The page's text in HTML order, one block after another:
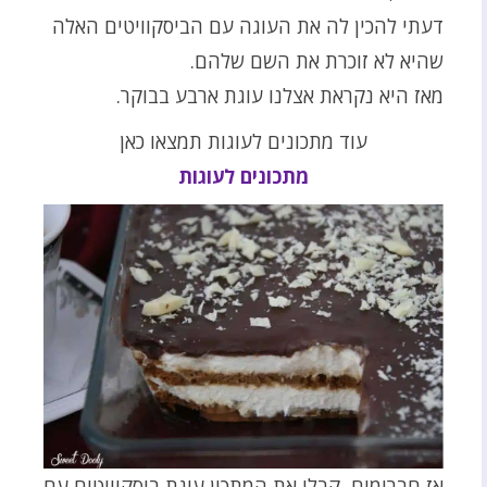
דעתי להכין לה את העוגה עם הביסקוויטים האלה
שהיא לא זוכרת את השם שלהם.
מאז היא נקראת אצלנו עוגת ארבע בבוקר.
עוד מתכונים לעוגות תמצאו כאן
מתכונים לעוגות